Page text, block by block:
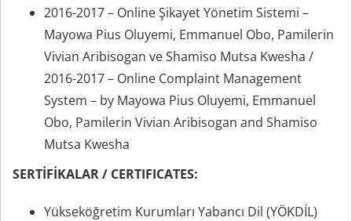
2016-2017 – Online Şikayet Yönetim Sistemi –
Mayowa Pius Oluyemi, Emmanuel Obo, Pamilerin
Vivian Aribisogan ve Shamiso Mutsa Kwesha /
2016-2017 – Online Complaint Management
System – by Mayowa Pius Oluyemi, Emmanuel
Obo, Pamilerin Vivian Aribisogan and Shamiso
Mutsa Kwesha
SERTİFİKALAR / CERTIFICATES:
Yükseköğretim Kurumları Yabancı Dil (YÖKDİL)